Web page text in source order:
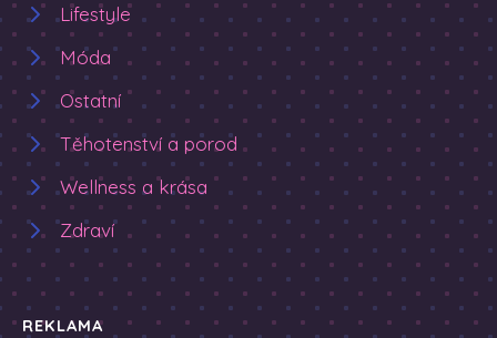
Lifestyle
Móda
Ostatní
Těhotenství a porod
Wellness a krása
Zdraví
REKLAMA